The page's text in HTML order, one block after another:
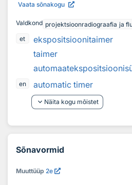
Vaata sõnakogu
Valdkond projektsioonradiograafia ja
et
ekspositsioonitaimer
taimer
en
automatic timer
keyboard_arrow_down Näita kogu mõistet
Sõnavormid
Muuttüüp 2e